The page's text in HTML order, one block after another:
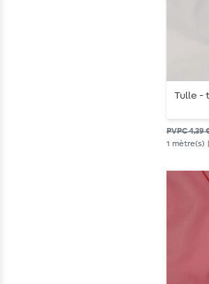
Tulle -
PVPC 4,39
1 mètre(s)